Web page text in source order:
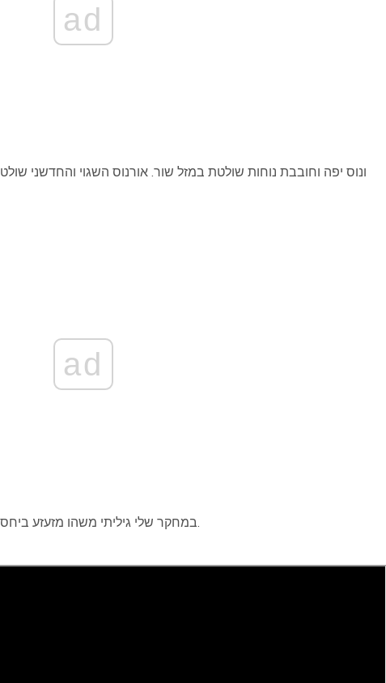
ad
ונוס יפה וחובבת נוחות שולטת במזל שור. אורנוס השגוי והחדשני
ad
במחקר שלי גיליתי משהו מזעזע ביחסי מזל שור ודלי. אני נרגש לשתף אתכם בזה.